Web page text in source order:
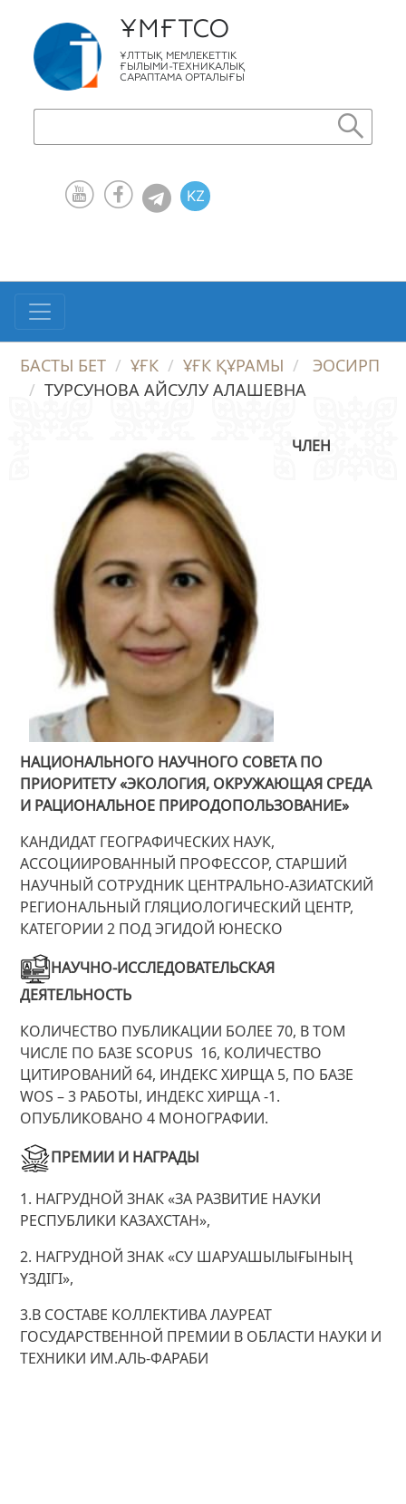
ҰМҒТСО
ҰЛТТЫҚ МЕМЛЕКЕТТІК
ҒЫЛЫМИ-ТЕХНИКАЛЫҚ
САРАПТАМА ОРТАЛЫҒЫ
KZ
БАСТЫ БЕТ ҰҒК ҰҒК ҚҰРАМЫ
ЭОСИРП
ТУРСУНОВА АЙСУЛУ АЛАШЕВНА
ЧЛЕН
НАЦИОНАЛЬНОГО НАУЧНОГО СОВЕТА ПО
ПРИОРИТЕТУ «ЭКОЛОГИЯ, ОКРУЖАЮЩАЯ СРЕДА
И РАЦИОНАЛЬНОЕ ПРИРОДОПОЛЬЗОВАНИЕ»
КАНДИДАТ ГЕОГРАФИЧЕСКИХ НАУК,
АССОЦИИРОВАННЫЙ ПРОФЕССОР, СТАРШИЙ
НАУЧНЫЙ СОТРУДНИК ЦЕНТРАЛЬНО-АЗИАТСКИЙ
РЕГИОНАЛЬНЫЙ ГЛЯЦИОЛОГИЧЕСКИЙ ЦЕНТР,
КАТЕГОРИИ 2 ПОД ЭГИДОЙ ЮНЕСКО
НАУЧНО-ИССЛЕДОВАТЕЛЬСКАЯ
ДЕЯТЕЛЬНОСТЬ
КОЛИЧЕСТВО ПУБЛИКАЦИИ БОЛЕЕ 70, В ТОМ
ЧИСЛЕ ПО БАЗЕ SCOPUS 16, КОЛИЧЕСТВО
ЦИТИРОВАНИЙ 64, ИНДЕКС ХИРЩА 5, ПО БАЗЕ
WOS – 3 РАБОТЫ, ИНДЕКС ХИРЩА -1.
ОПУБЛИКОВАНО 4 МОНОГРАФИИ.
ПРЕМИИ И НАГРАДЫ
1. НАГРУДНОЙ ЗНАК «ЗА РАЗВИТИЕ НАУКИ
РЕСПУБЛИКИ КАЗАХСТАН»,
2. НАГРУДНОЙ ЗНАК «СУ ШАРУАШЫЛЫҒЫНЫҢ
ҮЗДІГІ»,
3.В СОСТАВЕ КОЛЛЕКТИВА ЛАУРЕАТ
ГОСУДАРСТВЕННОЙ ПРЕМИИ В ОБЛАСТИ НАУКИ И
ТЕХНИКИ ИМ.АЛЬ-ФАРАБИ